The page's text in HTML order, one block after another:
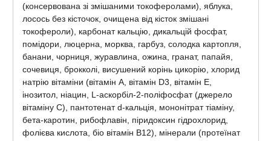
(консервована зі змішаними токоферолами), яблука,
лосось без кісточок, очищена від кісток змішані
токофероли), карбонат кальцію, дикальцій фосфат,
помідори, люцерна, морква, гарбуз, солодка картопля,
банани, чорниця, журавлина, ожина, гранат, папайя,
сочевиця, брокколі, висушений корінь цикорію, хлорид
натрію вітаміни (вітамін A, вітамін D3, вітамін E,
інозитол, ніацин, L-аскорбіл-2-поліфосфат (джерело
вітаміну C), пантотенат d-кальція, мононітрат тіаміну,
бета-каротин, рибофлавін, піридоксин гідрохлорид,
фолієва кислота, біо вітамін B12), мінерали (протеїнат